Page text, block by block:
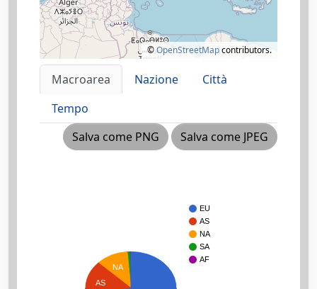
©OpenStreetMapcontributors.
Macroarea Nazione
Città
Tempo
Salva come PNG
Salva come JPEG
EU
AS
NA
SA
AF
NA
AS